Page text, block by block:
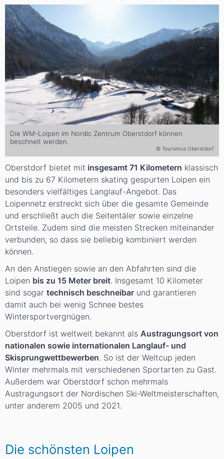
Die WM-Loipen im Nordic Zentrum Oberstdorf können
beschneit werden.
© Tourismus Oberstdorf
Oberstdorf bietet mit insgesamt 71 Kilometern klassisch
und bis zu 67 Kilometern skating gespurten Loipen ein
besonders vielfältiges Langlauf-Angebot. Das
Loipennetz erstreckt sich über die gesamte Gemeinde
und erschließt auch die Seitentäler sowie einzelne
Ortsteile. Zudem sind die meisten Strecken miteinander
verbunden, so dass sie beliebig kombiniert werden
können.
An den Anstiegen sowie an den Abfahrten sind die
Loipen bis zu 15 Meter breit. Insgesamt 10 Kilometer
sind sogar technisch beschneibar und garantieren
damit auch bei wenig Schnee bestes
Wintersportvergnügen.
Oberstdorf ist weltweit bekannt als Austragungsort von
nationalen sowie internationalen Langlauf- und
Skisprungwettbewerben. So ist der Weltcup jeden
Winter mehrmals mit verschiedenen Sportarten zu Gast.
Außerdem war Oberstdorf schon mehrmals
Austragungsort der Nordischen Ski-Weltmeisterschaften,
unter anderem 2005 und 2021.
Die schönsten Loipen